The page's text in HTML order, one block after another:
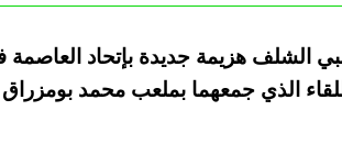
الشلف هزيمة جديدة بإتحاد العاصمة